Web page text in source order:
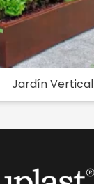
Jardín Vertical